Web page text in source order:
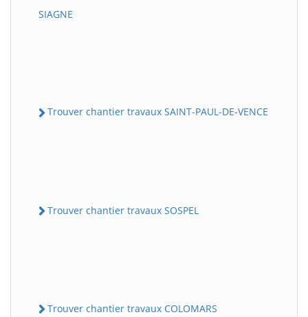
SIAGNE
Trouver chantier travaux SAINT-PAUL-DE-VENCE
Trouver chantier travaux SOSPEL
Trouver chantier travaux COLOMARS